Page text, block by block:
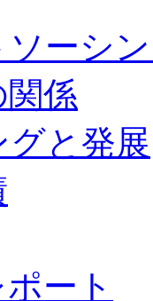
ソーシ
係
グと発展
ート